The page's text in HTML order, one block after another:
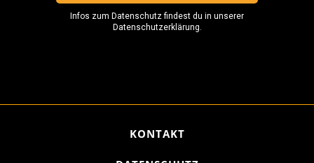
KONTAKT